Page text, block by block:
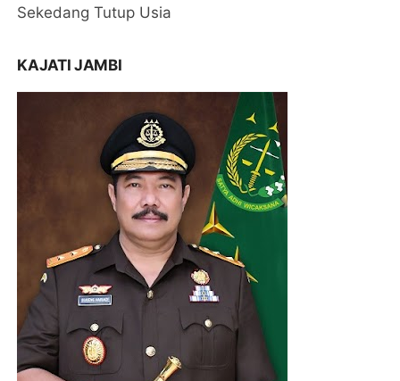
Sekedang Tutup Usia
KAJATI JAMBI